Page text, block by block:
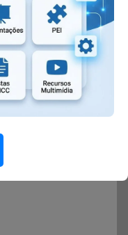
moldes
escola
Infantil